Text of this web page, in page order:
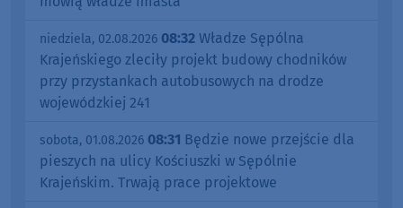
niedziela, 02.08.2026 08:32 Władze Sępólna
Krajeńskiego zleciły projekt budowy chodników
przy przystankach autobusowych na drodze
wojewódzkiej 241
sobota, 01.08.2026 08:31 Będzie nowe przejście dla
pieszych na ulicy Kościuszki w Sępólnie
Krajeńskim. Trwają prace projektowe